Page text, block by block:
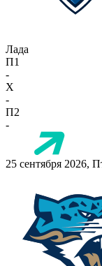
Лада
П1
-
X
-
П2
-
25 сентября 2026,